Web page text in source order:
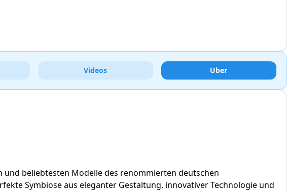
Videos Über
und beliebtesten Modelle des renommierten deutschen
Symbiose aus eleganter Gestaltung, innovativer Technologie und